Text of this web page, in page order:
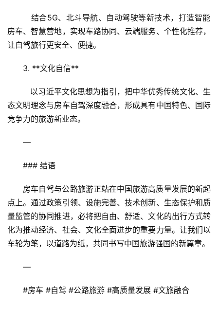
房车、智慧营地，实现车路协同、云端服务、个性化推荐，
让自驾旅行更安全、便捷。
3. **文化自信**
态文明理念与房车自驾深度融合，形成具有中国特色、国际
竞争力的旅游新业态。
—
### 结语
房车自驾与公路旅游正站在中国旅游高质量发展的新起
点上。通过政策引领、设施完善、技术创新、生态保护和质
量监管的协同推进，必将把自由、舒适、文化的出行方式转
化为推动经济、社会、文化全面进步的重要力量。让我们以
—
#房车 #自驾 #公路旅游 #高质量发展 #文旅融合